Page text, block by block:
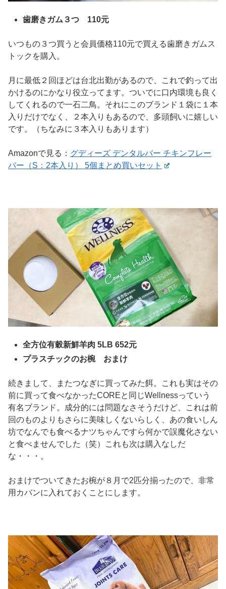
歯磨きガム３つ 110元
いつもの３つ買うと会員価格110元で買える歯磨きガムス
トックを購入。
月に最低２回ほどは台北出勤があるので、これで釣って出
かけるのにかなり役立ってます。ついでに口内環境も良く
してくれるので一石二鳥。それにこのブランド１袋に１本
入りだけでなく、２本入りもあるので、多頭飼いに嬉しい
です。（ちなみに３本入りもあります）
Amazonで見る： グディーズ デンタルバー チキンフレー
バー（S：2本入り） 5個まとめ買いセット
全方位有穀新鮮羊肉 5LB 652元
プラスチックのお椀 おまけ
続きまして、またつなぎに買ってみた餌。これも実はその
前に買って食べなかったCOREと同じWellnessっていう
有名ブランド。成分的には問題なさそうだけど、これは前
回のものよりもさらに美味しくないらしく、あの食いしん
坊でなんでも食べるナツちゃんですら何かで誤魔化さない
と食べませんでした（笑）これも次は購入なしだ
な・・・。
おまけでついてきたお椀が８月で2匹分揃ったので、非常
用カバンに入れておくことにします。